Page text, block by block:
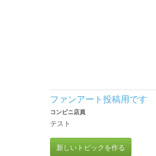
ファンアート投稿用です
コンビニ店員
テスト
新しいトピックを作る